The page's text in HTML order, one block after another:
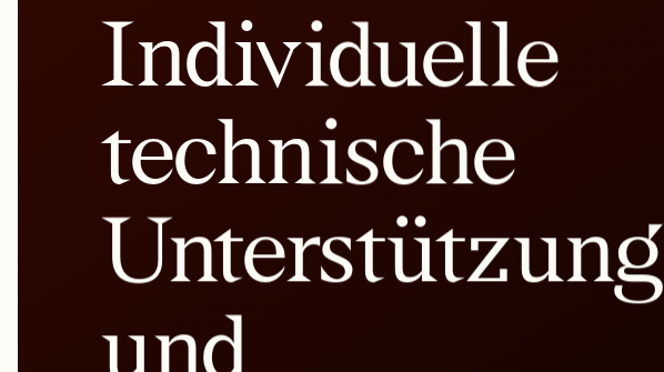
Individuelle
technische
Unterstützung
und